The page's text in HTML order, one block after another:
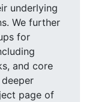
underlying
We further
for
and core
page of